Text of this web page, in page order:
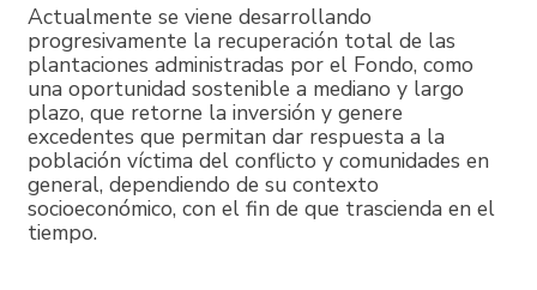
Actualmente se viene desarrollando
progresivamente la recuperación total de las
plantaciones administradas por el Fondo, como
una oportunidad sostenible a mediano y largo
plazo, que retorne la inversión y genere
excedentes que permitan dar respuesta a la
población víctima del conflicto y comunidades en
general, dependiendo de su contexto
socioeconómico, con el fin de que trascienda en el
tiempo.